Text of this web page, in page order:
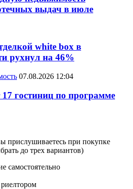
выдач в июле
white box в
рухнул на 46%
07.08.2026 12:04
гостиниц по программе
прислушиваетесь при покупке
до трех вариантов)
самостоятельно